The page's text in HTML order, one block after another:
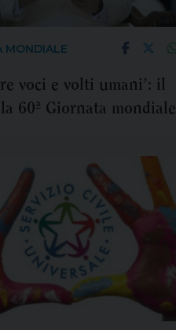
MONDIALE
voci e volti umani’: il
60ª Giornata mondiale